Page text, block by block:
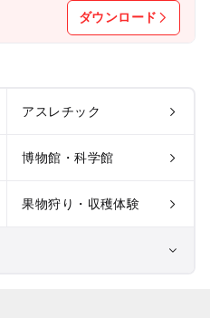
ダウンロード
アスレチック
博物館・科学館
果物狩り・収穫体験